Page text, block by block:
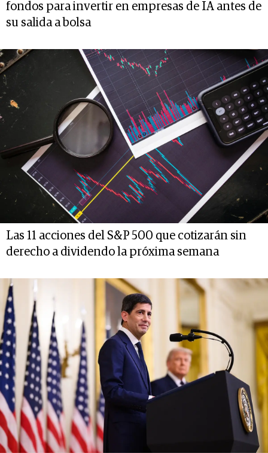
fondos para invertir en empresas de IA antes de
su salida a bolsa
Las 11 acciones del S&P 500 que cotizarán sin
derecho a dividendo la próxima semana